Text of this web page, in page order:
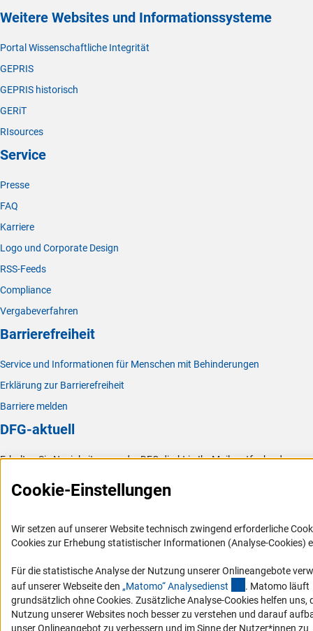
Weitere Websites und Informationssysteme
Portal Wissenschaftliche Integrität
GEPRIS
GEPRIS historisch
GERiT
RIsources
Service
Presse
FAQ
Karriere
Logo und Corporate Design
RSS-Feeds
Compliance
Vergabeverfahren
Barrierefreiheit
Service und Informationen für Menschen mit Behinderungen
Erklärung zur Barrierefreiheit
Barriere melden
DFG-aktuell
Erhalten Sie Neuigkeiten aus der DFG direkt in Ihr Mailpostfach oder
© 2026 DFG
Impressum Datenschutz Cookie-Einstellungen
Kontakt
Service
Cookie-Einstellungen
Wir setzen auf unserer Website technisch zwingend erforderliche
Cookies zur Erhebung statistischer Informationen (Analyse-Cookies)
Für die statistische Analyse der Nutzung unserer Onlineangebote
auf unserer Webseite den „Matomo“ Analysedienst (externer Link)
. Matomo läuft
grundsätzlich ohne Cookies. Zusätzliche Analyse-Cookies helfen uns,
Nutzung unserer Websites noch besser zu verstehen und darauf
unser Onlineangebot zu verbessern und im Sinne der Nutzer*innen zu